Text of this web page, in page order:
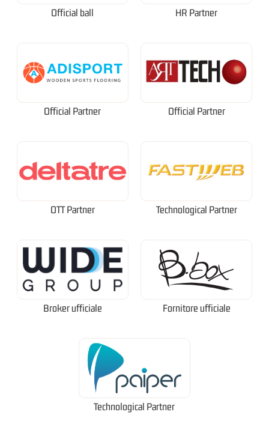
Official ball HR Partner
Official Partner Official Partner
OTT Partner Technological Partner
Broker ufficiale Fornitore ufficiale
Technological Partner